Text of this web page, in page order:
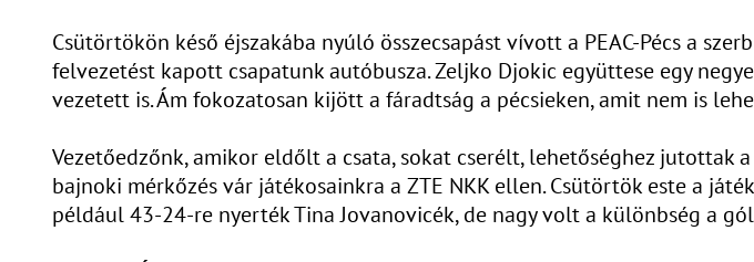
Csütörtökön késő éjszakába nyúló összecsapást vívott a PEAC-Pécs a
felvezetést kapott csapatunk autóbusza. Zeljko Djokic együttese egy
vezetett is. Ám fokozatosan kijött a fáradtság a pécsieken, amit nem is
Vezetőedzőnk, amikor eldőlt a csata, sokat cserélt, lehetőséghez
bajnoki mérkőzés vár játékosainkra a ZTE NKK ellen. Csütörtök este a
például 43-24-re nyerték Tina Jovanovicék, de nagy volt a különbség a